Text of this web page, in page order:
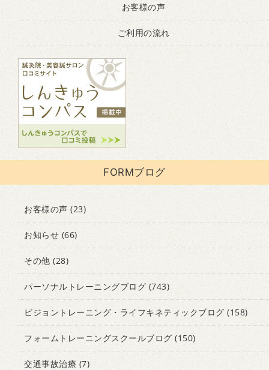
お客様の声
ご利用の流れ
FORMブログ
お客様の声 (23)
お知らせ (66)
その他 (28)
パーソナルトレーニングブログ (743)
ビジョントレーニング・ライフキネティックブログ (158)
フォームトレーニングスクールブログ (150)
交通事故治療 (7)